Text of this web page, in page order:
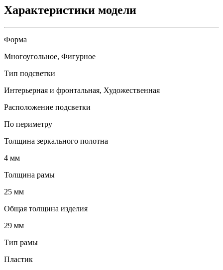
Характеристики модели
Форма
Многоугольное, Фигурное
Тип подсветки
Интерьерная и фронтальная, Художественная
Расположение подсветки
По периметру
Толщина зеркального полотна
4 мм
Толщина рамы
25 мм
Общая толщина изделия
29 мм
Тип рамы
Пластик